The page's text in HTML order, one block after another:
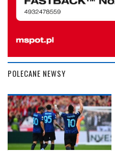
POLECANE NEWSY